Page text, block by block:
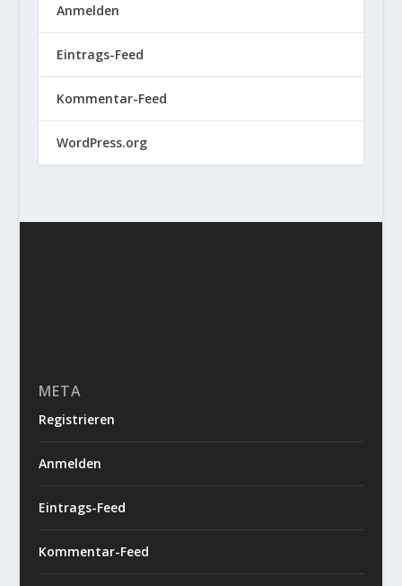
Anmelden
Eintrags-Feed
Kommentar-Feed
WordPress.org
META
Registrieren
Anmelden
Eintrags-Feed
Kommentar-Feed